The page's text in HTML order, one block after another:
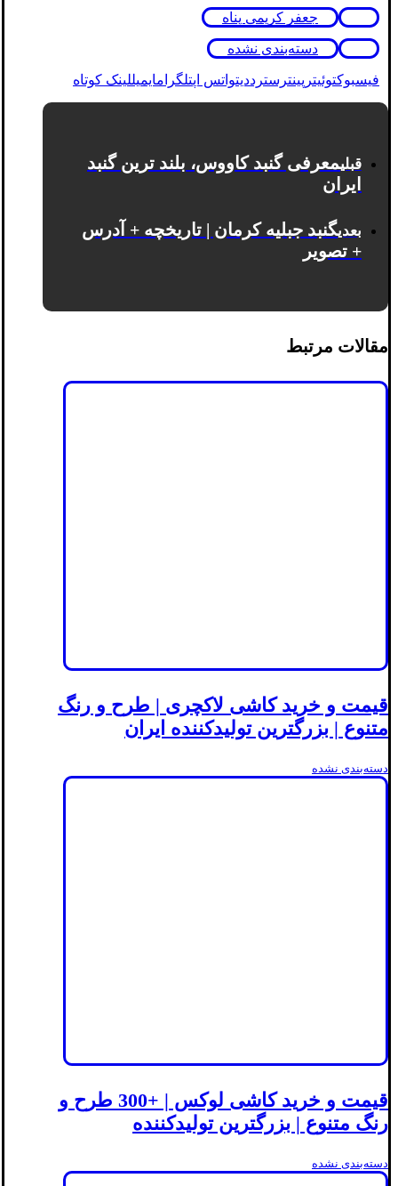
جعفر کریمی پناه
دسته‌بندی نشده
فیسبوکتوئیتر پینترسترددیتواتس اپتلگرامایمیللینک کوتاه
قبلیمعرفی گنبد کاووس، بلند ترین گنبد
ایران
بعدیگنبد جبلیه کرمان | تاریخچه + آدرس
+ تصویر
مقالات مرتبط
قیمت و خرید کاشی لاکچری | طرح و رنگ
متنوع | بزرگترین تولیدکننده ایران
دسته‌بندی نشده
قیمت و خرید کاشی لوکس | +300 طرح و
رنگ متنوع | بزرگترین تولیدکننده
دسته‌بندی نشده